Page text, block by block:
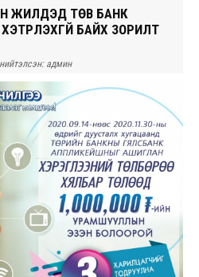
ЖИЛҮҮДЭД ТӨВ БАНК
БАЙХ ЗОРИЛТ
нийтэлсэн: админ